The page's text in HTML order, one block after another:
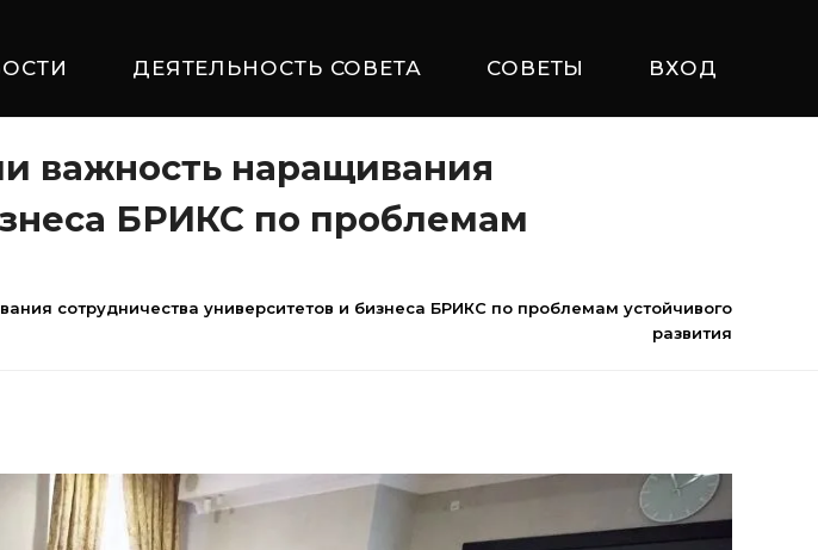
ДЕЯТЕЛЬНОСТЬ СОВЕТА СОВЕТЫ ВХОД
важность наращивания
БРИКС по проблемам
сотрудничества университетов и бизнеса БРИКС по проблемам устойчивого
развития